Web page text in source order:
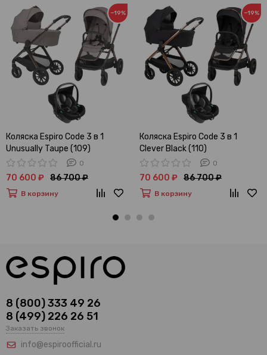
−19%
Коляска Espiro Code 3 в 1
Unusually Taupe (109)
0
70 600 ₽ 86 700 ₽
В корзину
−19%
Коляска Espiro Code 3 в 1
Clever Black (110)
0
70 600 ₽ 86 700 ₽
В корзину
8 (800) 333 49 26
8 (499) 226 26 51
Заказать звонок
info@espiroofficial.ru